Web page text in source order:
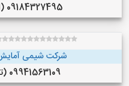
09184327495 (اراک )
شرکت شیمی
09941563109 (تهران)